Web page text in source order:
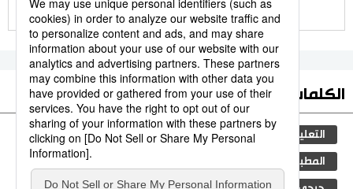
للمزيد
الكلمات الأكثر بحثا
التعليم الياباني ثقافة اليابان مجتمع
المطبخ الياباني المرحلة الابتدائية